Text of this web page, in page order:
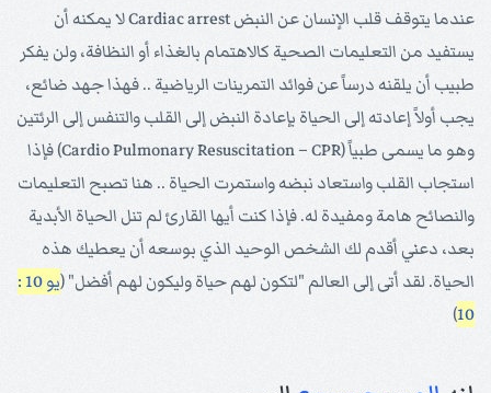
عندما يتوقف قلب الإنسان عن النبض Cardiac arrest لا يمكنه أن
يستفيد من التعليمات الصحية كالاهتمام بالغذاء أو النظافة، ولن يفكر
طبيب أن يلقنه درساً عن فوائد التمرينات الرياضية .. فهذا جهد ضائع،
يجب أولاً إعادته إلى الحياة بإعادة النبض إلى القلب والتنفس إلى الرئتين
وهو ما يسمى طبياً (Cardio Pulmonary Resuscitation – CPR) فإذا
استجاب القلب واستعاد نبضه واستمرت الحياة .. هنا تصبح التعليمات
والنصائح هامة ومفيدة له. فإذا كنت أيها القارئ لم تنل الحياة الأبدية
بعد، دعني أقدم لك الشخص الوحيد الذي بوسعه أن يعطيك هذه
الحياة. لقد أتى إلى العالم "لتكون لهم حياة وليكون لهم أفضل" (
يو 10 :
10
)